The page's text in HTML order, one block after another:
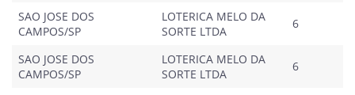
SAO JOSE DOS
CAMPOS/SP
LOTERICA MELO DA
SORTE LTDA
6
SAO JOSE DOS
CAMPOS/SP
LOTERICA MELO DA
SORTE LTDA
6